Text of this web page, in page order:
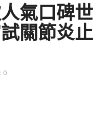
氣口碑世
關節炎止
0